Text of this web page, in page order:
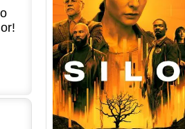
Silo 1ª Temporada Torrent
(2023) WEB-DL
720p/1080p/4K Dual Áudio